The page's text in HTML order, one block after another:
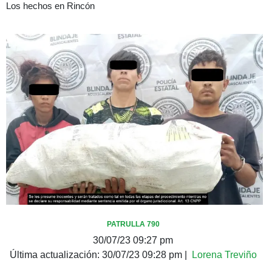
Los hechos en Rincón
PATRULLA 790
30/07/23 09:27 pm
Última actualización: 30/07/23 09:28 pm| Lorena Treviño